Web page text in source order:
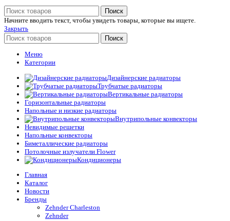
Поиск
Начните вводить текст, чтобы увидеть товары, которые вы ищете.
Закрыть
Поиск
Меню
Категории
Дизайнерские радиаторы
Трубчатые радиаторы
Вертикальные радиаторы
Горизонтальные радиаторы
Напольные и низкие радиаторы
Внутрипольные конвекторы
Невидимые решетки
Напольные конвекторы
Биметаллические радиаторы
Потолочные излучатели Flower
Кондиционеры
Главная
Каталог
Новости
Бренды
Zehnder Charleston
Zehnder